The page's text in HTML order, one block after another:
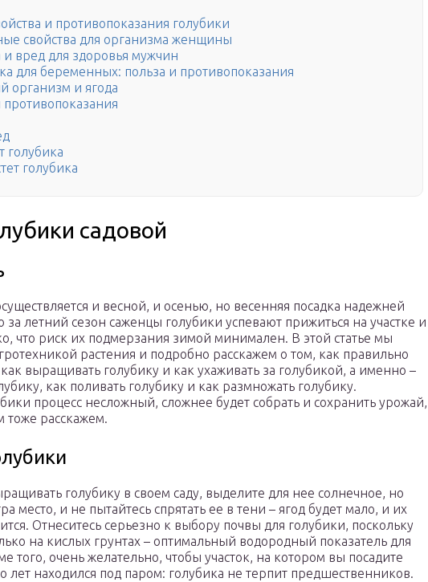
и противопоказания голубики
свойства для организма женщины
и вред для здоровья мужчин
для беременных: польза и противопоказания
организм и ягода
голубика
голубика
садовой
и весной, и осенью, но весенняя посадка надежней
за летний сезон саженцы голубики успевают прижиться на участке и
что риск их подмерзания зимой минимален. В этой статье мы
растения и подробно расскажем о том, как правильно
как выращивать голубику и как ухаживать за голубикой, а именно –
как поливать голубику и как размножать голубику.
процесс несложный, сложнее будет собрать и сохранить урожай,
тоже расскажем.
голубику в своем саду, выделите для нее солнечное, но
место, и не пытайтесь спрятать ее в тени – ягод будет мало, и их
Отнеситесь серьезно к выбору почвы для голубики, поскольку
на кислых грунтах – оптимальный водородный показатель для
того, очень желательно, чтобы участок, на котором вы посадите
лет находился под паром: голубика не терпит предшественников.